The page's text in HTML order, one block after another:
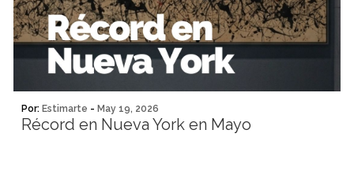
Por: Estimarte - May 19, 2026
Récord en Nueva York en Mayo